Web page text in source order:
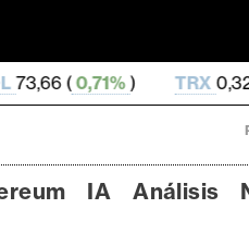
TRX 0,327 63 ( 0,01%)
IA Análisis